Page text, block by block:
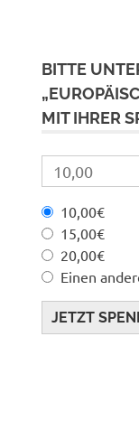
BITTE
MIT IHRER
10,00€
15,00€
20,00€
Einen
JETZT